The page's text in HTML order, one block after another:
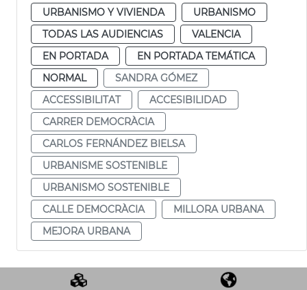
URBANISMO Y VIVIENDA
URBANISMO
TODAS LAS AUDIENCIAS
VALENCIA
EN PORTADA
EN PORTADA TEMÁTICA
NORMAL
SANDRA GÓMEZ
ACCESSIBILITAT
ACCESIBILIDAD
CARRER DEMOCRÀCIA
CARLOS FERNÁNDEZ BIELSA
URBANISME SOSTENIBLE
URBANISMO SOSTENIBLE
CALLE DEMOCRÀCIA
MILLORA URBANA
MEJORA URBANA